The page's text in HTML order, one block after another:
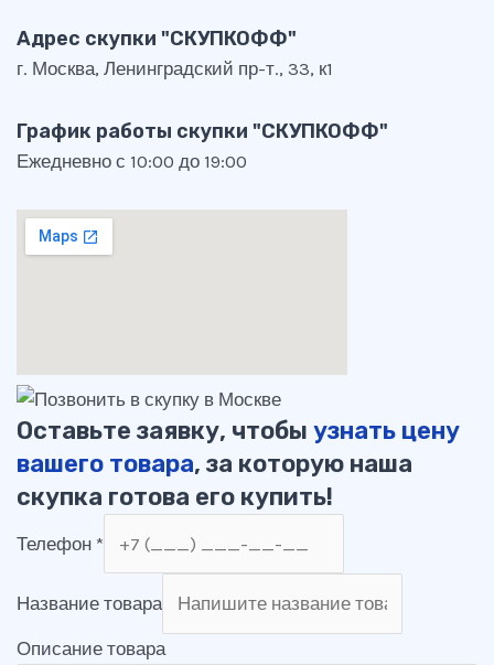
Адрес скупки "СКУПКОФФ"
г. Москва, Ленинградский пр-т., 33, к1
График работы скупки "СКУПКОФФ"
Ежедневно с 10:00 до 19:00
Оставьте заявку, чтобы узнать цену
вашего товара, за которую наша
скупка готова его купить!
Телефон *
Название товара
Описание товара